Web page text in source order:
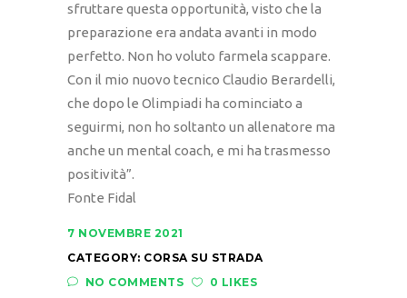
sfruttare questa opportunità, visto che la
preparazione era andata avanti in modo
perfetto. Non ho voluto farmela scappare.
Con il mio nuovo tecnico Claudio Berardelli,
che dopo le Olimpiadi ha cominciato a
seguirmi, non ho soltanto un allenatore ma
anche un mental coach, e mi ha trasmesso
positività”.
Fonte Fidal
7 NOVEMBRE 2021
CATEGORY: CORSA SU STRADA
NO COMMENTS
0 LIKES